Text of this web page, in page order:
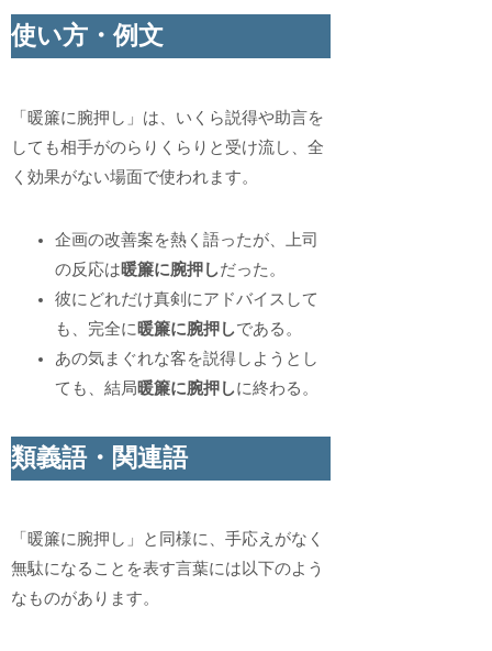
使い方・例文
「暖簾に腕押し」は、いくら説得や助言を
しても相手がのらりくらりと受け流し、全
く効果がない場面で使われます。
企画の改善案を熱く語ったが、上司
の反応は暖簾に腕押しだった。
彼にどれだけ真剣にアドバイスして
も、完全に 暖簾に腕押しである。
あの気まぐれな客を説得しようとし
ても、結局暖簾に腕押しに終わる。
類義語・関連語
「暖簾に腕押し」と同様に、手応えがなく
無駄になることを表す言葉には以下のよう
なものがあります。